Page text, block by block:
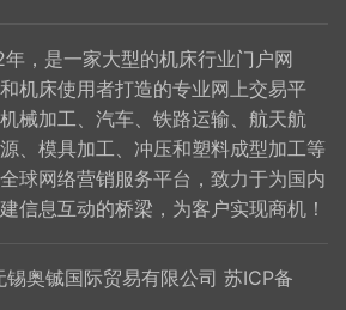
，是一家大型的机床行业门户网
机床使用者打造的专业网上交易平
械加工、汽车、铁路运输、航天航
、模具加工、冲压和塑料成型加工等
球网络营销服务平台，致力于为国内
信息互动的桥梁，为客户实现商机！
奥铖国际贸易有限公司 苏ICP备